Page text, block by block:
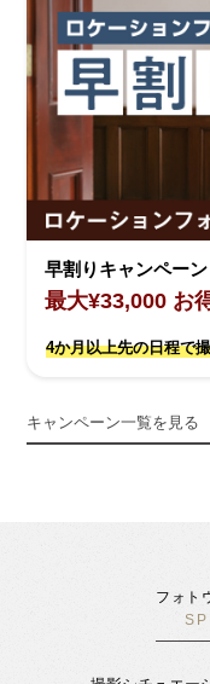
早割りキャンペーン
最大¥33,000 お
4か月以上先の日程で
キャンペーン一覧を見る
フォト